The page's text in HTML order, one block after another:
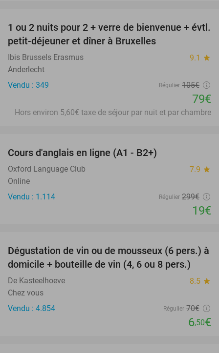
25%
1 ou 2 nuits pour 2 + verre de bienvenue + évtl.
petit-déjeuner et dîner à Bruxelles
Ibis Brussels Erasmus 9.1 star
Anderlecht
Vendu : 349
Régulier 105€
79€
Hors environ 5,60€ taxe de séjour par nuit et par chambre
Cours d'anglais en ligne (A1 - B2+)
Oxford Language Club 7.9 star
Online
Vendu : 1.114
Régulier 299€
19€
91%
Dégustation de vin ou de mousseux (6 pers.) à
domicile + bouteille de vin (4, 6 ou 8 pers.)
De Kasteelhoeve 8.5 star
Chez vous
Vendu : 4.854
Régulier 70€
6,50€